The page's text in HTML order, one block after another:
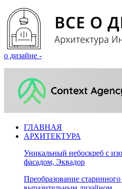
о дизайне -
ГЛАВНАЯ
АРХИТЕКТУРА
Уникальный небоскреб с
фасадом, Эквадор
Преобразование